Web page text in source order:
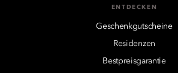
ENTDECKEN
Geschenkgutscheine
Residenzen
Bestpreisgarantie